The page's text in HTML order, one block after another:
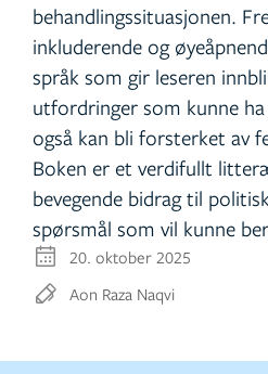
20. oktober 2025
Aon Raza Naqvi
behandlingssituasjonen.
inkluderende og
språk som gir leseren
utfordringer som kunne
også kan bli forsterket av
Boken er et verdifullt
bevegende bidrag til
spørsmål som vil kunne